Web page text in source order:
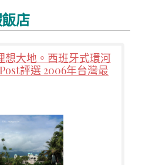
店
想大地。西班牙式環河
評選 2006年台灣最